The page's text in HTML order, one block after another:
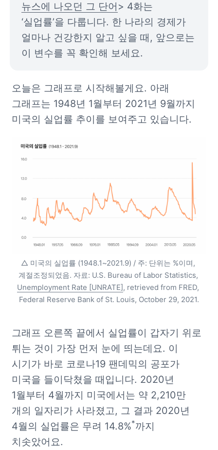
뉴스에 나오던 그 단어 > 4화는
‘실업률’을 다룹니다. 한 나라의 경제가
얼마나 건강한지 알고 싶을 때, 앞으로는
이 변수를 꼭 확인해 보세요.
오늘은 그래프로 시작해볼게요. 아래
그래프는 1948년 1월부터 2021년 9월까지
미국의 실업률 추이를 보여주고 있습니다.
△ 미국의 실업률 (1948.1~2021.9) / 주: 단위는 %이며,
Unemployment Rate [UNRATE], retrieved from FRED,
Federal Reserve Bank of St. Louis, October 29, 2021.
그래프 오른쪽 끝에서 실업률이 갑자기 위로
튀는 것이 가장 먼저 눈에 띄는데요. 이
시기가 바로 코로나19 팬데믹의 공포가
미국을 들이닥쳤을 때입니다. 2020년
1월부터 4월까지 미국에서는 약 2,210만
개의 일자리가 사라졌고, 그 결과 2020년
4월의 실업률은 무려 14.8%*까지